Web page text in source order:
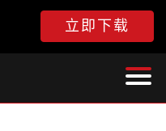
立即下载